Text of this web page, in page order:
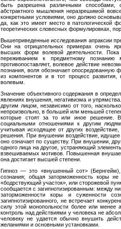
быть разрешена различными способами,
абстрактного мышления неразрешимой
конкретными условиями, оно должно
да, как это имеет место в патологической
теоретических словесных формулировках,
Вышеприведенные исследования апраксии
Они на отрицательных примерах очень
высших форм волевой деятельности. Пока
переживанием к предметному
противопоставляет, волевое действие
познания, воля обозначает опосре­дованную
из компонентов и в тот процесс развития,
волевым.
Значение объективного содержания в
явлениях внушения, негативизма и
другим лицом, независимо от того,
непроизвольно, в большей или меньшей
которые стоят за то или иное решение.
социальными отно­шениями к другим
учитывая исходящее от других
решения. При внушении воздействие, идущее
оно означает по существу. При внушении,
одного лица на другое, устраняющий
взвешиваемых мотивов. Повышенная
она достигает высшей степени.
Гипноз — это «внушенный сот>
сознания; общая заторможенность коры не
«бодрствующий участок», или сторожевой
сообщается с загипнотизированным: между
заторможенности коры и суженности
загипнотизированно­го, не встречает
силу этой монопольности более или менее
контроль над действиями у человека не
человеку не удается обычно внушить
желаниями и основными установками.